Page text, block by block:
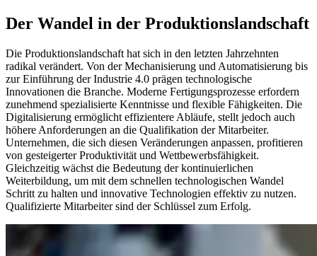
Der Wandel in der Produktionslandschaft
Die Produktionslandschaft hat sich in den letzten Jahrzehnten
radikal verändert. Von der Mechanisierung und Automatisierung bis
zur Einführung der Industrie 4.0 prägen technologische
Innovationen die Branche. Moderne Fertigungsprozesse erfordern
zunehmend spezialisierte Kenntnisse und flexible Fähigkeiten. Die
Digitalisierung ermöglicht effizientere Abläufe, stellt jedoch auch
höhere Anforderungen an die Qualifikation der Mitarbeiter.
Unternehmen, die sich diesen Veränderungen anpassen, profitieren
von gesteigerter Produktivität und Wettbewerbsfähigkeit.
Gleichzeitig wächst die Bedeutung der kontinuierlichen
Weiterbildung, um mit dem schnellen technologischen Wandel
Schritt zu halten und innovative Technologien effektiv zu nutzen.
Qualifizierte Mitarbeiter sind der Schlüssel zum Erfolg.